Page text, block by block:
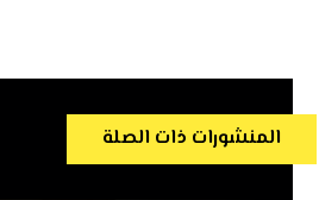
المنشورات ذات الصلة